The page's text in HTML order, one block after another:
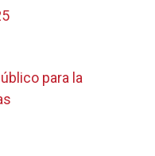
para la